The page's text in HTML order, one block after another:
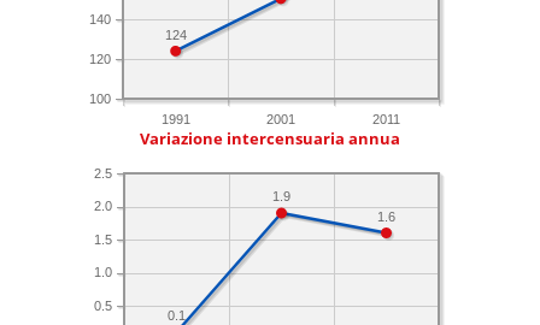
1991 2001 2011
100
120
140
124
Variazione intercensuaria annua
0.5
1.0
1.5
2.0
2.5
1.6
1.9
0.1